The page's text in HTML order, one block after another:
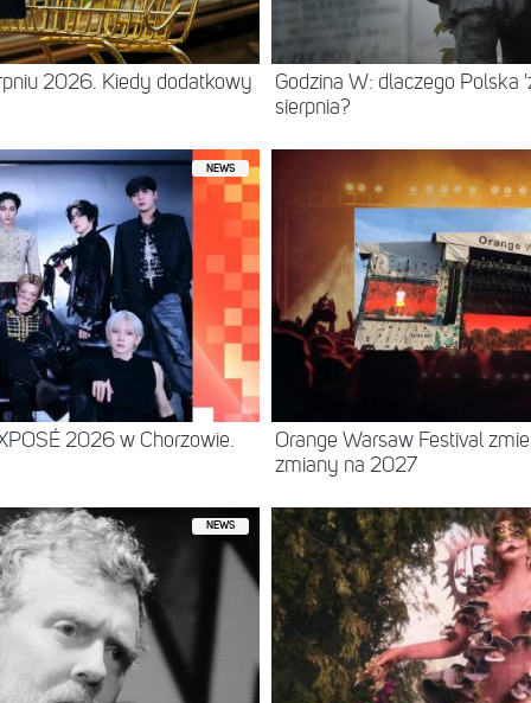
2026. Kiedy dodatkowy
Godzina W: dlaczego Polska
sierpnia?
NEWS
2026 w Chorzowie.
Orange Warsaw Festival
zmiany na 2027
NEWS